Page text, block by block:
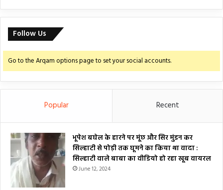
Follow Us
Go to the Arqam options page to set your social accounts.
Popular Recent
भूपेश बघेल के हारने पर मूंछ और सिर मुंडन कर
सिल्हाटी से पोड़ी तक घूमने का किया था वादा :
सिल्हाटी वाले बाबा का वीडियो हो रहा खूब वायरल
June 12, 2024